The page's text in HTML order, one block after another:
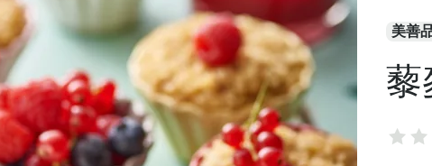
美善
藜